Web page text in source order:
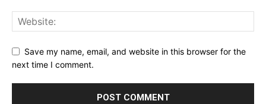
Save my name, email, and website in this browser for the
next time I comment.